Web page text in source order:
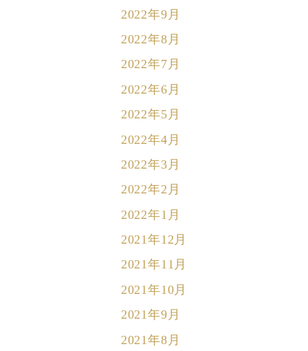
2022年9月
2022年8月
2022年7月
2022年6月
2022年5月
2022年4月
2022年3月
2022年2月
2022年1月
2021年12月
2021年11月
2021年10月
2021年9月
2021年8月